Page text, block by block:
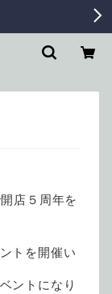
店５周年を
トを開催い
ントになり